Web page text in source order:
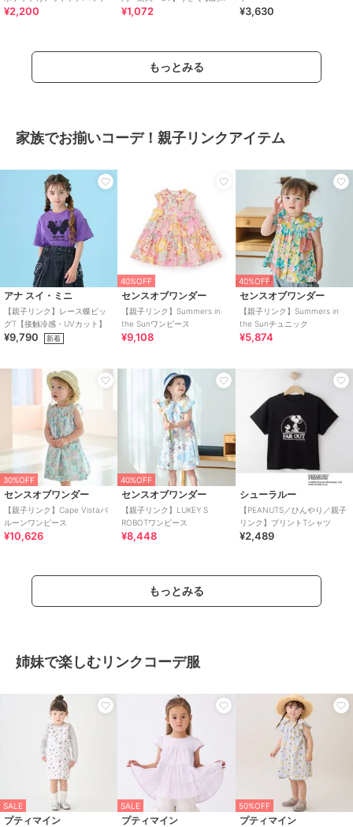
¥2,200
きるハット【子供服】【キッ
¥1,072 ¥3,630
もっとみる
家族でお揃いコーデ！親子リンクアイテム
アナ スイ・ミニ
【親子リンク】レース蝶ビッ
グT【接触冷感・UVカット】
¥9,790 新着
40%OFF
センスオブワンダー
【親子リンク】Summers in
the Sunワンピース
¥9,108
40%OFF
センスオブワンダー
【親子リンク】Summers in
the Sunチュニック
¥5,874
30%OFF
センスオブワンダー
【親子リンク】Cape Vistaバ
ルーンワンピース
¥10,626
40%OFF
センスオブワンダー
【親子リンク】LUKEY S
ROBOTワンピース
¥8,448
シューラルー
【PEANUTS／ひんやり／親子
リンク】プリントTシャツ
¥2,489
もっとみる
姉妹で楽しむリンクコーデ服
SALE
プティマイン
SALE
プティマイン
50%OFF
プティマイン